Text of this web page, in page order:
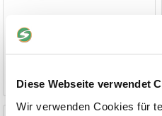
Diese Webseite verwendet
Wir verwenden Cookies für